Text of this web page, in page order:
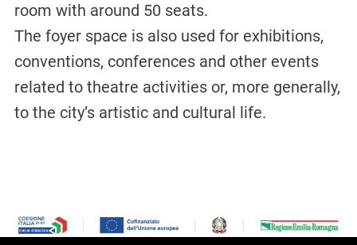
room with around 50 seats.
The foyer space is also used for exhibitions,
conventions, conferences and other events
related to theatre activities or, more generally,
to the city’s artistic and cultural life.